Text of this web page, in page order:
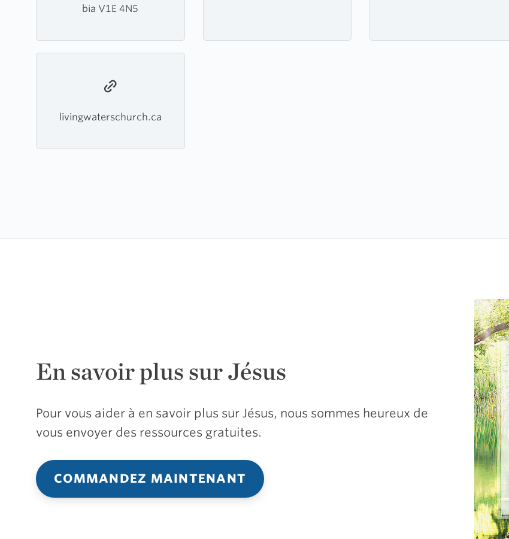
bia V1E 4N5
livingwaterschurch.ca
En savoir plus sur Jésus
Pour vous aider à en savoir plus sur Jésus, nous sommes heureux de
vous envoyer des ressources gratuites.
COMMANDEZ MAINTENANT